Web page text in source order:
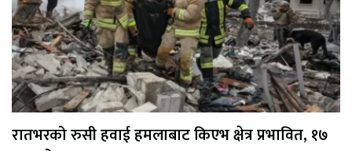
रातभरको रुसी हवाई हमलाबाट किएभ क्षेत्र प्रभावित, १७